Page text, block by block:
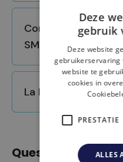
Comment se passe
SMILE ?
La Première
Questions
Deze
gebruik
Deze website
gebruikerservaring
website te
cookies in
PRESTATIE
ALLES